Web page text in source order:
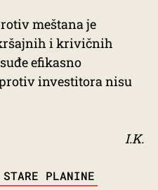
meštana je
i krivičnih
efikasno
investitora nisu
I.K.
STARE PLANINE